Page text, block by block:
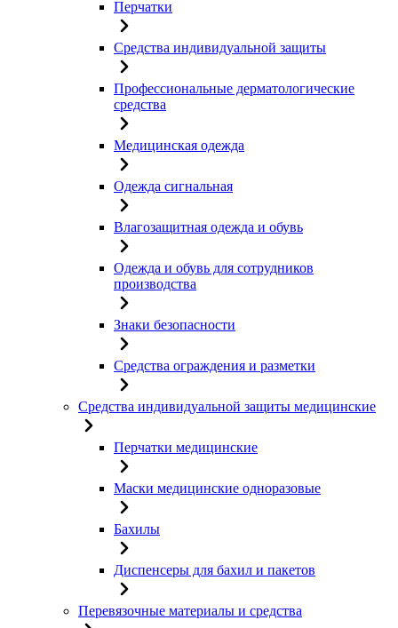
Перчатки
Средства индивидуальной защиты
Профессиональные дерматологические
средства
Медицинская одежда
Одежда сигнальная
Влагозащитная одежда и обувь
Одежда и обувь для сотрудников
производства
Знаки безопасности
Средства ограждения и разметки
Средства индивидуальной защиты медицинские
Перчатки медицинские
Маски медицинские одноразовые
Бахилы
Диспенсеры для бахил и пакетов
Перевязочные материалы и средства